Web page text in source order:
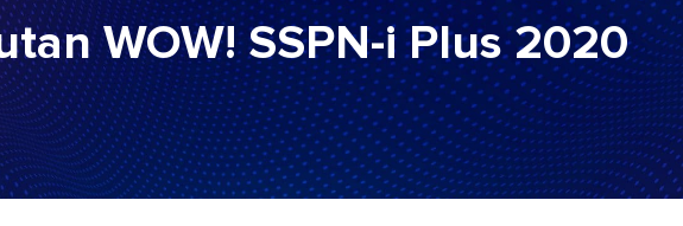
WOW! SSPN-i Plus 2020